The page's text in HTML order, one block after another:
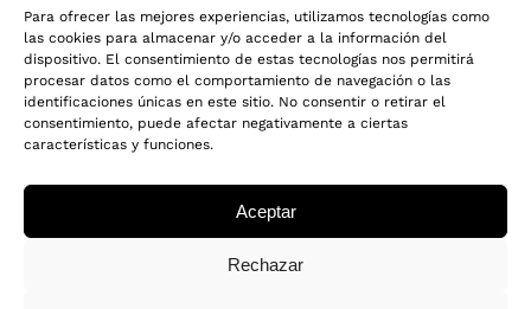
Para ofrecer las mejores experiencias, utilizamos tecnologías como
las cookies para almacenar y/o acceder a la información del
dispositivo. El consentimiento de estas tecnologías nos permitirá
procesar datos como el comportamiento de navegación o las
identificaciones únicas en este sitio. No consentir o retirar el
consentimiento, puede afectar negativamente a ciertas
características y funciones.
Aceptar
Rechazar
INFORMACIÓN
AVISO LEGAL
POLITICA DE PRIVACIDAD
CADENA DE CUSTODIA FSC®